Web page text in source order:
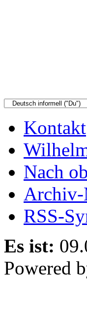
Kontakt
Nach
RSS-
Es ist:
Powered